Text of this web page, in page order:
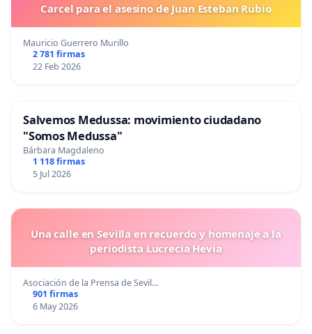
Carcel para el asesino de Juan Esteban Rubio
Mauricio Guerrero Murillo
2 781 firmas
22 Feb 2026
Salvemos Medussa: movimiento ciudadano
"Somos Medussa"
Bárbara Magdaleno
1 118 firmas
5 Jul 2026
Una calle en Sevilla en recuerdo y homenaje a la
periodista Lucrecia Hevia
Asociación de la Prensa de Sevil…
901 firmas
6 May 2026